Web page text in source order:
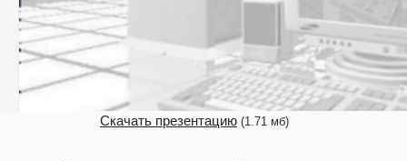
Скачать презентацию (1.71 мб)